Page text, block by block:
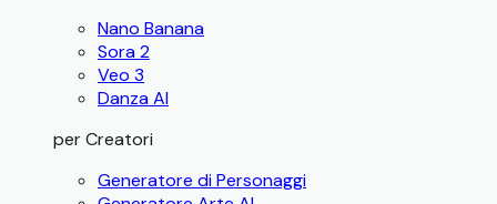
Nano Banana
Sora 2
Veo 3
Danza AI
per Creatori
Generatore di Personaggi